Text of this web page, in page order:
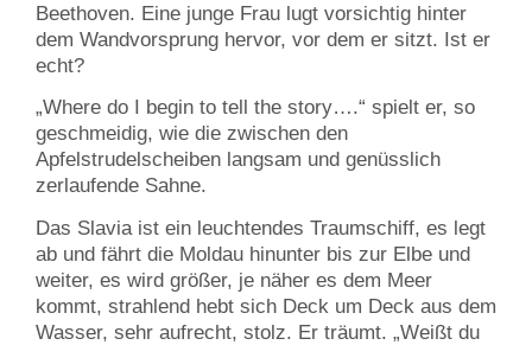
Beethoven. Eine junge Frau lugt vorsichtig hinter
dem Wandvorsprung hervor, vor dem er sitzt. Ist er
echt?
„Where do I begin to tell the story….“ spielt er, so
geschmeidig, wie die zwischen den
Apfelstrudelscheiben langsam und genüsslich
zerlaufende Sahne.
Das Slavia ist ein leuchtendes Traumschiff, es legt
ab und fährt die Moldau hinunter bis zur Elbe und
weiter, es wird größer, je näher es dem Meer
kommt, strahlend hebt sich Deck um Deck aus dem
Wasser, sehr aufrecht, stolz. Er träumt. „Weißt du